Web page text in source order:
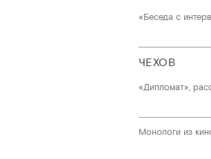
«Беседа с
ЧЕХОВ
«Дипломат»,
Монологи из